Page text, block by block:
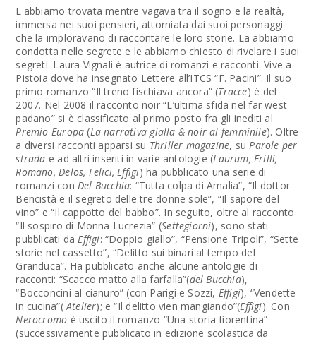
L'abbiamo trovata mentre vagava tra il sogno e la realtà,
immersa nei suoi pensieri, attorniata dai suoi personaggi
che la imploravano di raccontare le loro storie. La abbiamo
condotta nelle segrete e le abbiamo chiesto di rivelare i suoi
segreti. Laura Vignali è autrice di romanzi e racconti. Vive a
Pistoia dove ha insegnato Lettere all’ITCS “F. Pacini”. Il suo
primo romanzo “Il treno fischiava ancora” (Tracce) è del
2007. Nel 2008 il racconto noir “L’ultima sfida nel far west
padano” si è classificato al primo posto fra gli inediti al
Premio Europa(La narrativa gialla & noir al femminile). Oltre
a diversi racconti apparsi su Thriller magazine, suParole per
strada e ad altri inseriti in varie antologie (Laurum, Frilli,
Romano, Delos, Felici, Effigi) ha pubblicato una serie di
romanzi con Del Bucchia: “Tutta colpa di Amalia”, “Il dottor
Bencistà e il segreto delle tre donne sole”, “Il sapore del
vino” e “Il cappotto del babbo”. In seguito, oltre al racconto
“Il sospiro di Monna Lucrezia” (Settegiorni), sono stati
pubblicati daEffigi: “Doppio giallo”, “Pensione Tripoli”, “Sette
storie nel cassetto”, “Delitto sui binari al tempo del
Granduca”. Ha pubblicato anche alcune antologie di
racconti: “Scacco matto alla farfalla”(del Bucchia),
“Bocconcini al cianuro” (con Parigi e Sozzi, Effigi), “Vendette
in cucina”(Atelier); e “Il delitto vien mangiando”(Effigi). Con
Nerocromo è uscito il romanzo “Una storia fiorentina”
(successivamente pubblicato in edizione scolastica da